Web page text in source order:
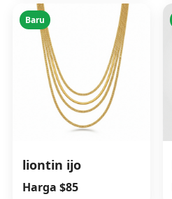
Baru
liontin ijo
Harga $85